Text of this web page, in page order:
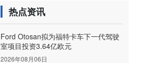
热点资讯
Ford Otosan拟为福特卡车下一代驾驶
室项目投资3.64亿欧元
2026年08月06日